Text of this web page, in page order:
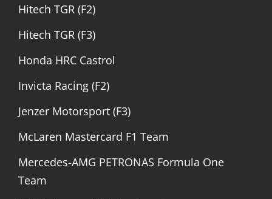
Hitech TGR (F2)
Hitech TGR (F3)
Honda HRC Castrol
Invicta Racing (F2)
Jenzer Motorsport (F3)
McLaren Mastercard F1 Team
Mercedes-AMG PETRONAS Formula One
Team